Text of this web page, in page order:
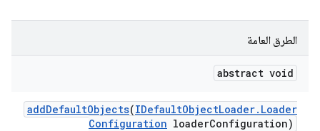
الطرق العامة
abstract void
addDefaultObjects(IDefaultObjectLoader. Loader
Configuration loaderConfiguration)